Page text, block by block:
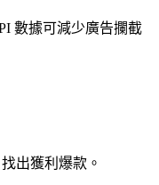
數據可減少廣告攔截
出獲利爆款。